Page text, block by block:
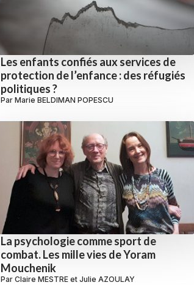
Les enfants confiés aux services de
protection de l’enfance : des réfugiés
politiques ?
Par Marie BELDIMAN POPESCU
La psychologie comme sport de
combat. Les mille vies de Yoram
Mouchenik
Par Claire MESTRE et Julie AZOULAY